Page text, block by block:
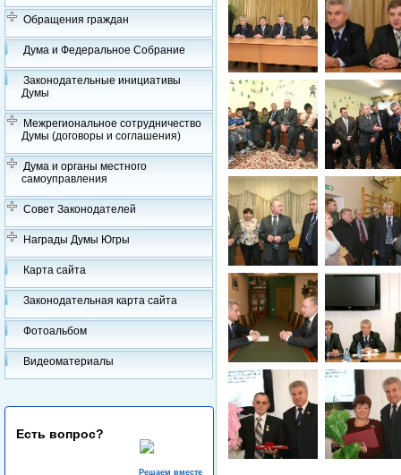
Обращения граждан
Дума и Федеральное Собрание
Законодательные инициативы
Думы
Межрегиональное сотрудничество
Думы (договоры и соглашения)
Дума и органы местного
самоуправления
Совет Законодателей
Награды Думы Югры
Карта сайта
Законодательная карта сайта
Фотоальбом
Видеоматериалы
Есть вопрос?
Решаем вместе